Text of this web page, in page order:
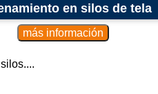
en silos de tela